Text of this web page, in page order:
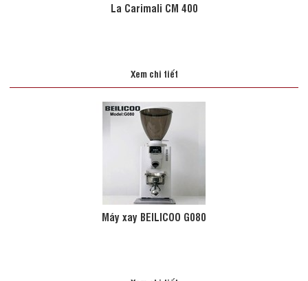
La Carimali CM 400
Xem chi tiết
Máy xay BEILICOO G080